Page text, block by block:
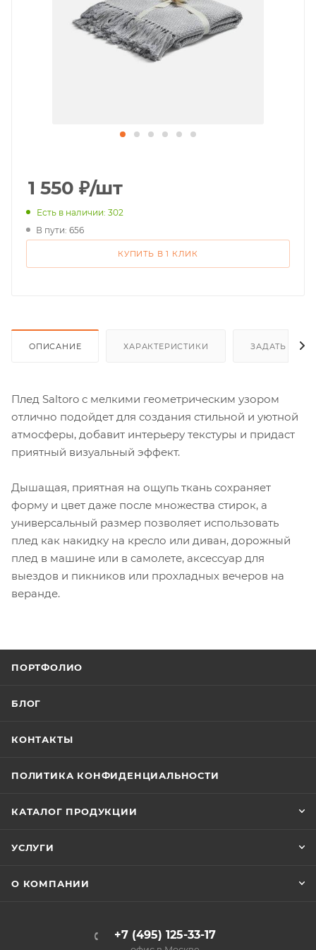
1 550 ₽/шт
Есть в наличии: 302
В пути: 656
КУПИТЬ В 1 КЛИК
ОПИСАНИЕ ХАРАКТЕРИСТИКИ ЗАДАТЬ
Плед Saltoro с мелкими геометрическим узором
отлично подойдет для создания стильной и уютной
атмосферы, добавит интерьеру текстуры и придаст
приятный визуальный эффект.
Дышащая, приятная на ощупь ткань сохраняет
форму и цвет даже после множества стирок, а
универсальный размер позволяет использовать
плед как накидку на кресло или диван, дорожный
плед в машине или в самолете, аксессуар для
выездов и пикников или прохладных вечеров на
веранде.
ПОРТФОЛИО
БЛОГ
КОНТАКТЫ
ПОЛИТИКА КОНФИДЕНЦИАЛЬНОСТИ
КАТАЛОГ ПРОДУКЦИИ
УСЛУГИ
О КОМПАНИИ
+7 (495) 125-33-17